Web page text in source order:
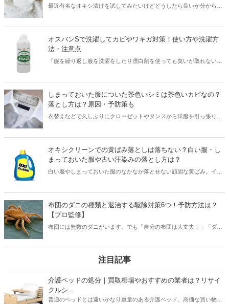
最近有名なオキシ漬けを試してみたいけどどうしたら良いか分からな
事を参考にぜひご自分の家で試してみましょう。
オスバンSで洗濯してカビやワキガ対策！使い方や洗濯方
法・注意点
「服を繰り返し服を洗濯をしたり漂白剤を使っても臭いが取れない」
しまっておいた服についた茶色いシミは茶色いカビなの？
落とし方は？原因・予防策も
衣替えなどで久しぶりにクローゼットやタンスから洋服を引っ張り出
色いシミ。原因は汚れの酸化・カビの発生・鉄サビのどれかです。本
記事では茶色いシミの落とし方、シミができないための予防策まで、
オキシクリーンでの黄ばみ落としは落ちない？白い服・し
まっておいた服や古い汗染みの落とし方は？
白い服やしまっておいた服のなかなか落とせない頑固な黄ばみ。イラ
っかりキレイにしてくれる優れものです。本記事ではオキシクリーン
の黄ばみ落としや古い汗染み落としの使い方を解説。黄ばみを落とし
布団のダニの種類と退治する駆除対策6つ！予防方法は？
【プロ監修】
布団には無数のダニがいます。でも「自分の布団は大丈夫！」「ダニ
注目記事
介護ベッドの処分｜買取相場やおすすめの業者は？リサイ
クルシ...
普通のベッドとは違いかなり重量のある介護ベッド。高価な買い物だ